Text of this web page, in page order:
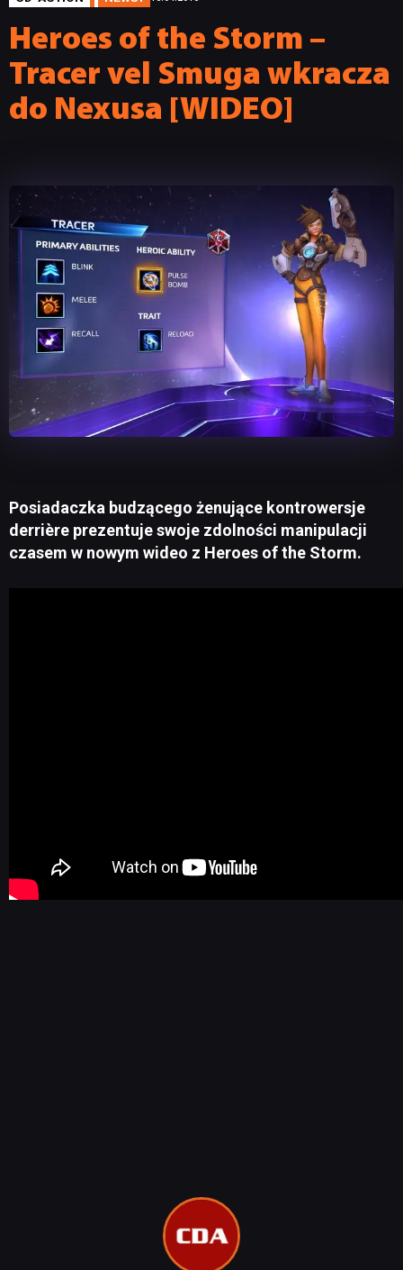
NEWSY
DYSKUSJE
Heroes of the Storm –
Tracer vel Smuga wkracza
do Nexusa [WIDEO]
Posiadaczka budzącego żenujące kontrowersje
derrière prezentuje swoje zdolności manipulacji
czasem w nowym wideo z Heroes of the Storm.